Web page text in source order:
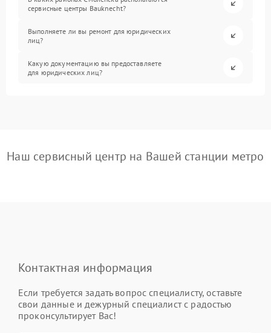
сервисные центры Bauknecht?
Выполняете ли вы ремонт для юридических
лиц?
Какую документацию вы предоставляете
для юридических лиц?
Наш сервисный центр на Вашей станции метро
Контактная информация
Если требуется задать вопрос специалисту, оставьте
свои данные и дежурный специалист с радостью
проконсультирует Вас!